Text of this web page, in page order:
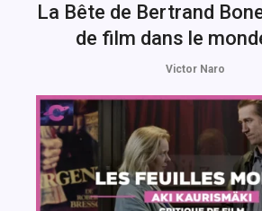
La Bête de Bertrand
de film dans le
Victor Naro